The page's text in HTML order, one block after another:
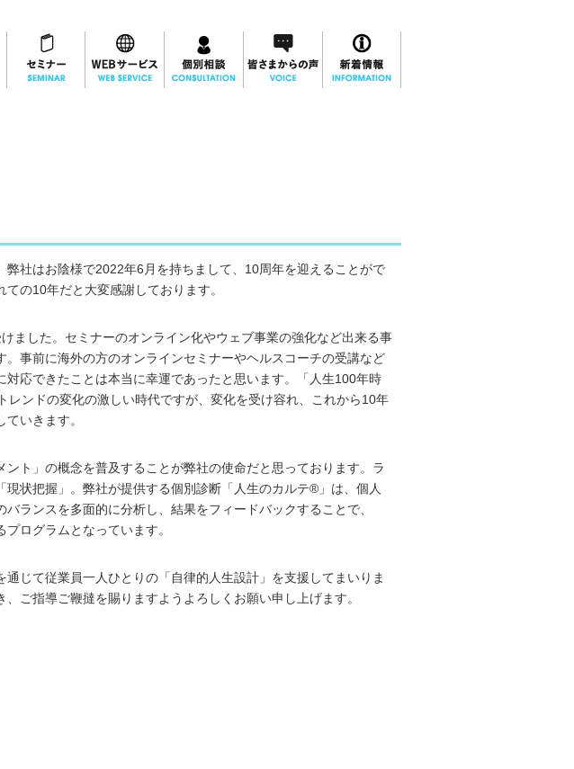
弊社はお陰様で2022年6月を持ちまして、10周年を迎えることがで
の10年だと大変感謝しております。
ました。セミナーのオンライン化やウェブ事業の強化など出来る事
。事前に海外の方のオンラインセミナーやヘルスコーチの受講など
対応できたことは本当に幸運であったと思います。「人生100年時
レンドの変化の激しい時代ですが、変化を受け容れ、これから10年
いきます。
ト」の概念を普及することが弊社の使命だと思っております。ラ
状把握」。弊社が提供する個別診断「人生のカルテ®」は、個人
ランスを多面的に分析し、結果をフィードバックすることで、
プログラムとなっています。
じて従業員一人ひとりの「自律的人生設計」を支援してまいりま
ご指導ご鞭撻を賜りますようよろしくお願い申し上げます。